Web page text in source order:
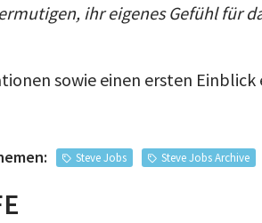
ihr eigenes Gefühl für
sowie einen ersten
Steve Jobs Steve Jobs Archive